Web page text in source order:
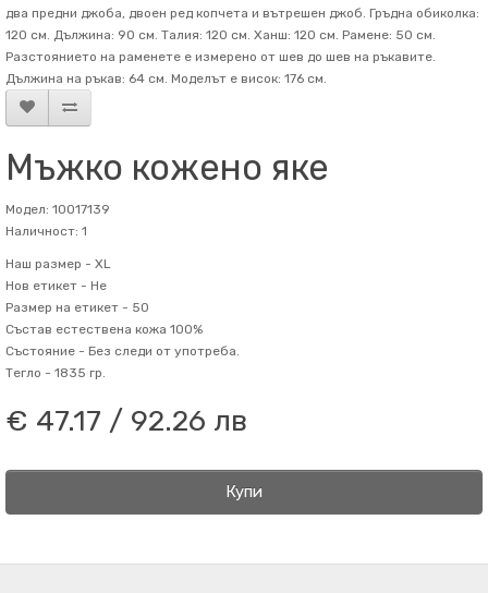
два предни джоба, двоен ред копчета и вътрешен джоб. Гръдна обиколка:
120 см. Дължина: 90 см. Талия: 120 см. Ханш: 120 см. Рамене: 50 см.
Разстоянието на раменете е измерено от шев до шев на ръкавите.
Дължина на ръкав: 64 см. Mоделът е висок: 176 см.
Мъжко кожено яке
Модел: 10017139
Наличност: 1
Наш размер - XL
Нов етикет - Не
Размер на етикет - 50
Състав естествена кожа 100%
Състояние - Без следи от употреба.
Тегло - 1835 гр.
€ 47.17 / 92.26 лв
Купи